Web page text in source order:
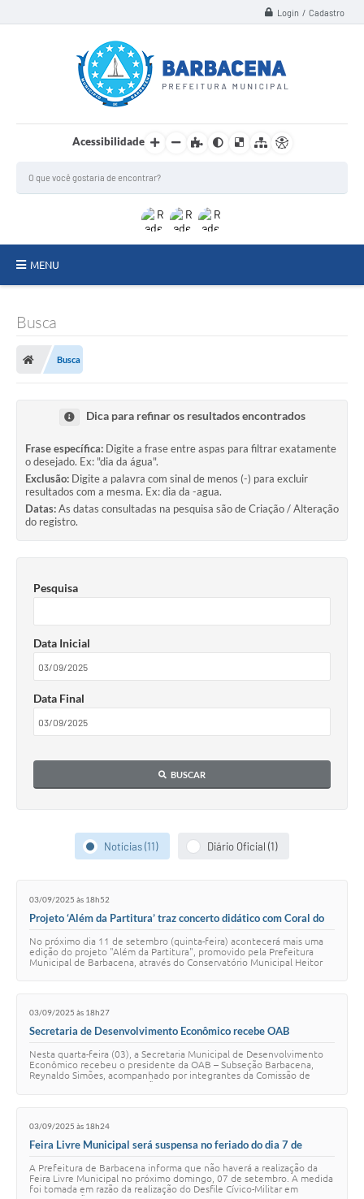
Login / Cadastro
Acessibilidade
MENU
Meio Ambiente
EDOB
Transparência
Serviços
Visite Barbacena
Divulgação de Vagas SEDUC
Servidor
PPA - PLANO PLURIANUAL 2026/2029
PNAB 2026 - Ciclo 2
3º Jornada Empreendedora BQ
Festival Gastronômico
Plano Municipal de Saneamento Básico
Regularização de bairros
Arquivos para Download
Telefones Úteis
Busca
Busca
Dica para refinar os resultados encontrados
Frase específica: Digite a frase entre aspas para filtrar exatamente
o desejado. Ex: "dia da água".
Exclusão: Digite a palavra com sinal de menos (-) para excluir
resultados com a mesma. Ex: dia da -agua.
Datas:As datas consultadas na pesquisa são de Criação / Alteração
do registro.
Pesquisa
Data Inicial
Data Final
BUSCAR
Notícias (11) Diário Oficial (1)
03/09/2025 às 18h52
Projeto ‘Além da Partitura’ traz concerto didático com Coral do
No próximo dia 11 de setembro (quinta-feira) acontecerá mais uma
edição do projeto "Além da Partitura", promovido pela Prefeitura
Municipal de Barbacena, através do Conservatório Municipal Heitor
03/09/2025 às 18h27
Secretaria de Desenvolvimento Econômico recebe OAB
Nesta quarta-feira (03), a Secretaria Municipal de Desenvolvimento
Econômico recebeu o presidente da OAB – Subseção Barbacena,
Reynaldo Simões, acompanhado por integrantes da Comissão de
03/09/2025 às 18h24
Feira Livre Municipal será suspensa no feriado do dia 7 de
A Prefeitura de Barbacena informa que não haverá a realização da
Feira Livre Municipal no próximo domingo, 07 de setembro. A medida
foi tomada em razão da realização do Desfile Cívico-Militar em